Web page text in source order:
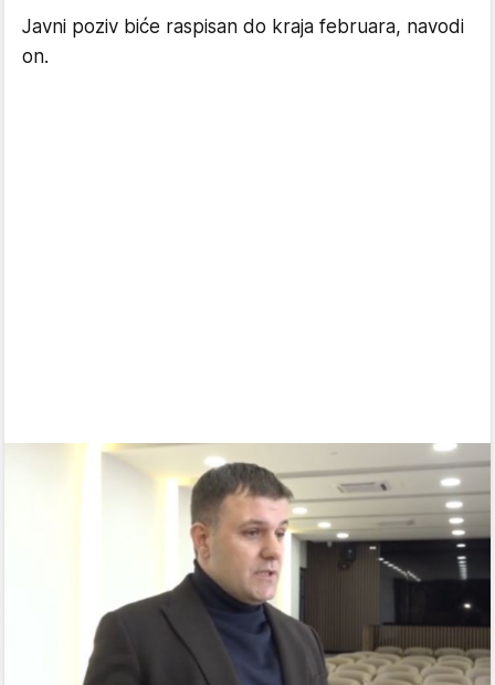
Javni poziv biće raspisan do kraja februara, navodi
on.